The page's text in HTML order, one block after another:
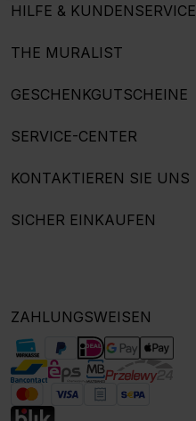
HILFE & KUNDENSERVICE
THE MURALIST
GESCHENKGUTSCHEINE
SERVICE-CENTER
KONTAKTIEREN SIE UNS
SICHER EINKAUFEN
ZAHLUNGSWEISEN